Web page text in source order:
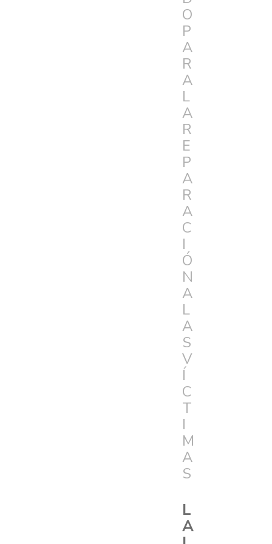
O
P
A
R
A
L
A
R
E
P
A
R
A
C
I
Ó
N
A
L
A
S
V
Í
C
T
I
M
A
S
L
A